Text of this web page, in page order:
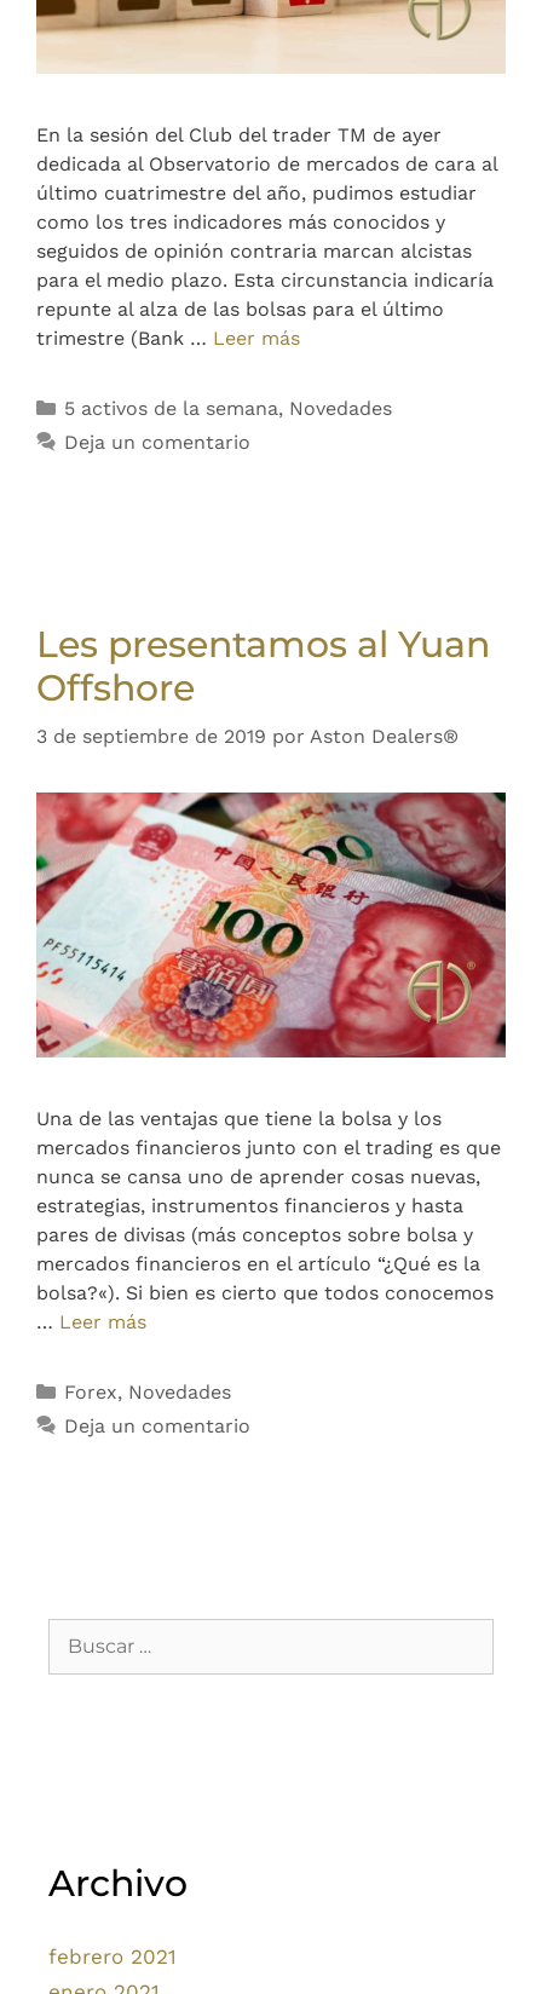
En la sesión del Club del trader TM de ayer
dedicada al Observatorio de mercados de cara al
último cuatrimestre del año, pudimos estudiar
como los tres indicadores más conocidos y
seguidos de opinión contraria marcan alcistas
para el medio plazo. Esta circunstancia indicaría
repunte al alza de las bolsas para el último
trimestre (Bank … Leer más
5 activos de la semana, Novedades
Deja un comentario
Les presentamos al Yuan
Offshore
3 de septiembre de 2019 por Aston Dealers®
Una de las ventajas que tiene la bolsa y los
mercados financieros junto con el trading es que
nunca se cansa uno de aprender cosas nuevas,
estrategias, instrumentos financieros y hasta
pares de divisas (más conceptos sobre bolsa y
mercados financieros en el artículo “¿Qué es la
bolsa?«). Si bien es cierto que todos conocemos
… Leer más
Forex, Novedades
Deja un comentario
Archivo
febrero 2021